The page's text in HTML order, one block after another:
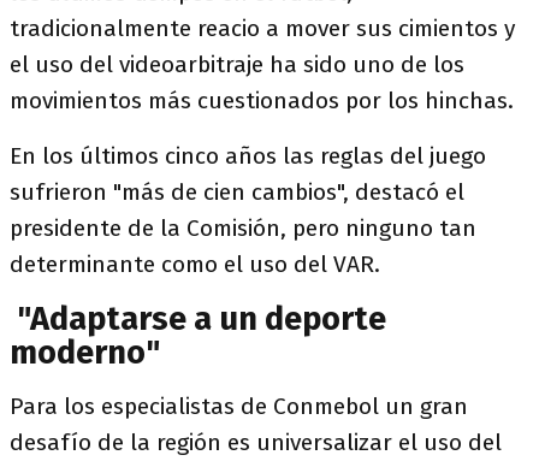
tradicionalmente reacio a mover sus cimientos y
el uso del videoarbitraje ha sido uno de los
movimientos más cuestionados por los hinchas.
En los últimos cinco años las reglas del juego
sufrieron "más de cien cambios", destacó el
presidente de la Comisión, pero ninguno tan
determinante como el uso del VAR.
"Adaptarse a un deporte
moderno"
Para los especialistas de Conmebol un gran
desafío de la región es universalizar el uso del